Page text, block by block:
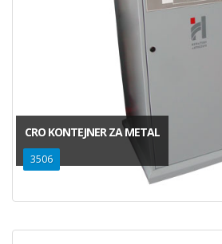
CRO KONTEJNER ZA METAL
3506